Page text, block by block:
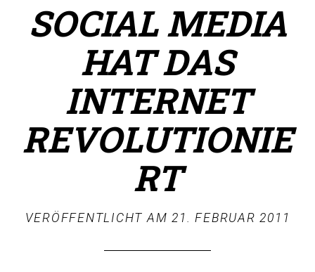
SOCIAL MEDIA
HAT DAS
INTERNET
REVOLUTIONIE
RT
VERÖFFENTLICHT AM21. FEBRUAR 2011